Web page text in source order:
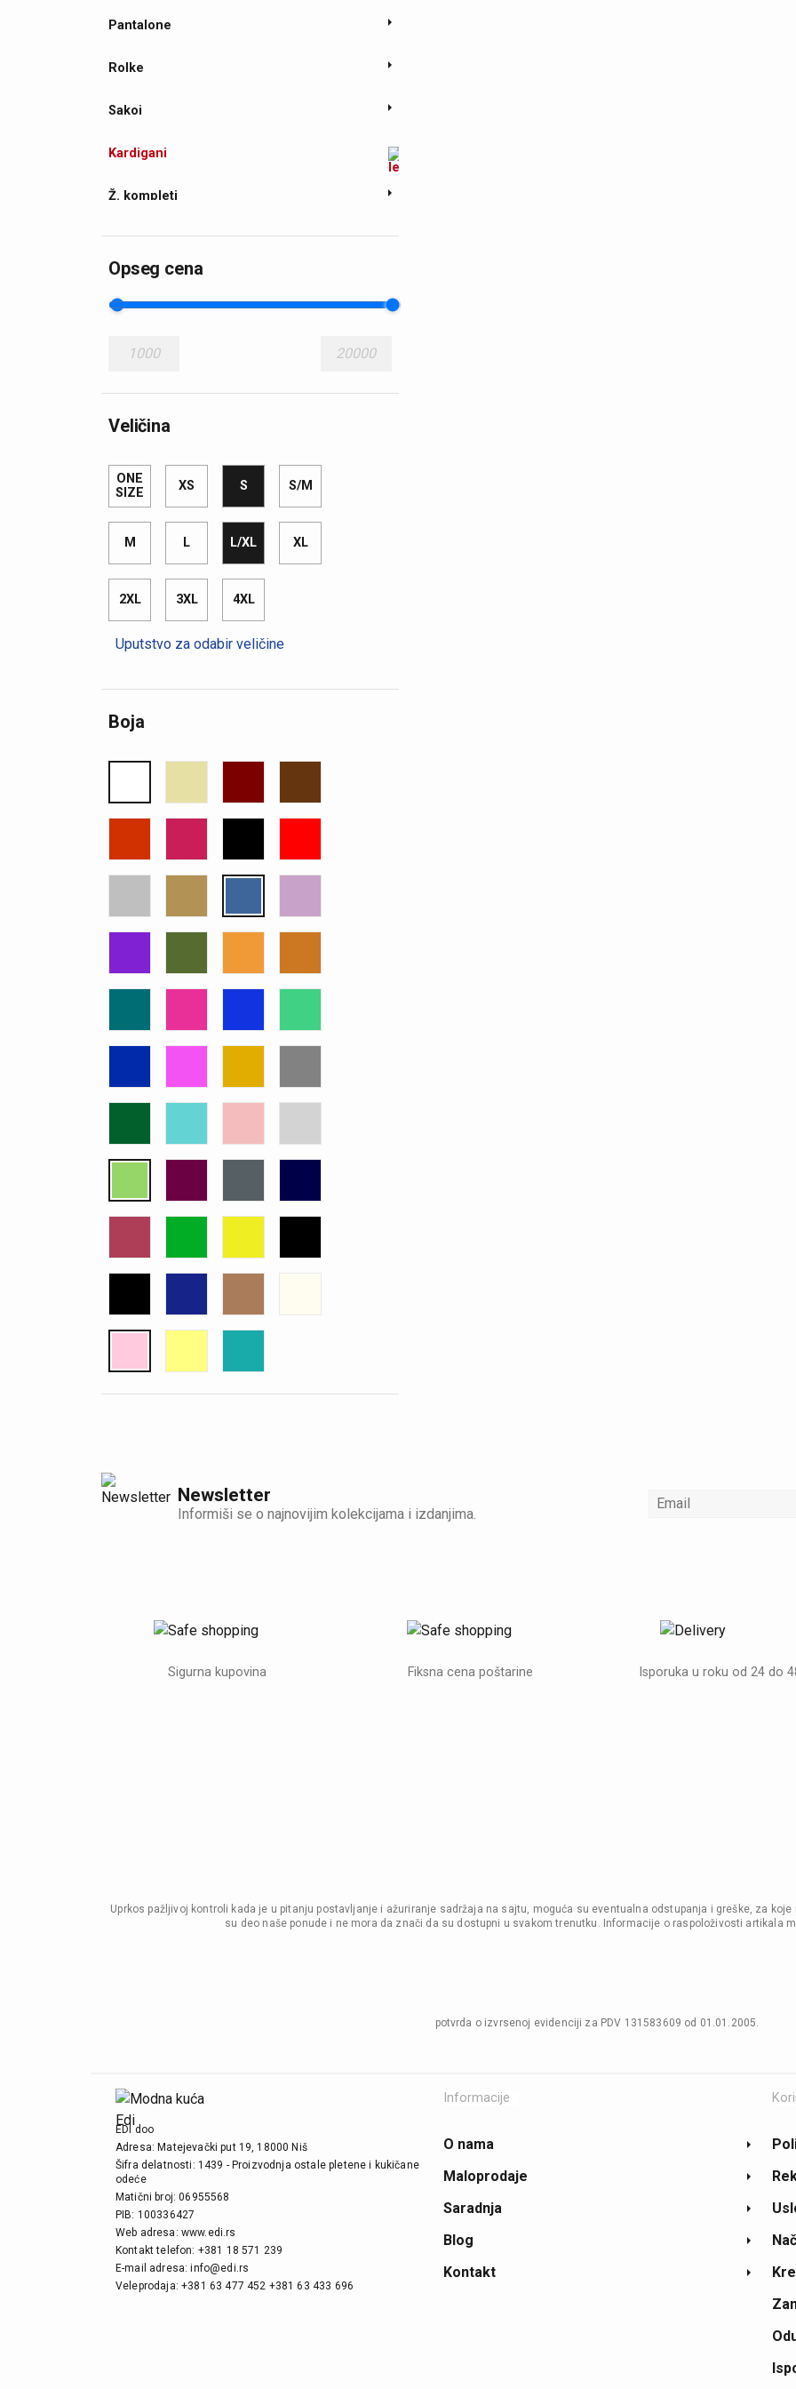
Pantalone
Rolke
Sakoi
Kardigani
Ž. kompleti
Ž. košulje
Opseg cena
1000 20000
Veličina
ONE
SIZE
XS S S/M
M L L/XL XL
2XL 3XL 4XL
Uputstvo za odabir veličine
Boja
Newsletter
Informiši se o najnovijim kolekcijama i izdanjima.
Sigurna kupovina Fiksna cena poštarine Isporuka u roku od 24 do
Uprkos pažljivoj kontroli kada je u pitanju postavljanje i ažuriranje sadržaja na sajtu, moguća su eventualna odstupanja i greške, za
su deo naše ponude i ne mora da znači da su dostupni u svakom trenutku. Informacije o raspoloživosti artikala
potvrda o izvrsenoj evidenciji za PDV 131583609 od 01.01.2005.
EDI doo
Adresa: Matejevački put 19, 18000 Niš
Šifra delatnosti: 1439 - Proizvodnja ostale pletene i kukičane
odeće
Matični broj: 06955568
PIB: 100336427
Web adresa: www.edi.rs
Kontakt telefon: +381 18 571 239
E-mail adresa: info@edi.rs
Veleprodaja: +381 63 477 452 +381 63 433 696
Informacije
O nama
Maloprodaje
Saradnja
Blog
Kontakt